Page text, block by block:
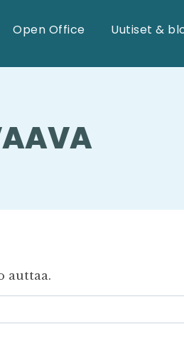
Open Office Uutiset &
auttaa.